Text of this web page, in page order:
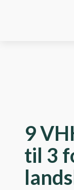
9
til 3